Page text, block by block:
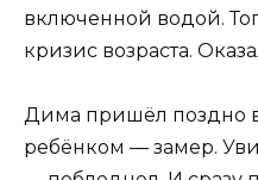
включенной водой.
кризис возраста.
Дима пришёл поздно
ребёнком — замер.